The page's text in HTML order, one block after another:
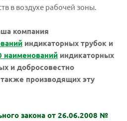
в воздухе рабочей зоны.
компания
индикаторных трубок и
наименований индикаторных
и добросовестно
производящих эту
закона от 26.06.2008 №